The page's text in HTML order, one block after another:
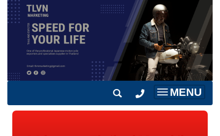
Toggle
navigation
MENU